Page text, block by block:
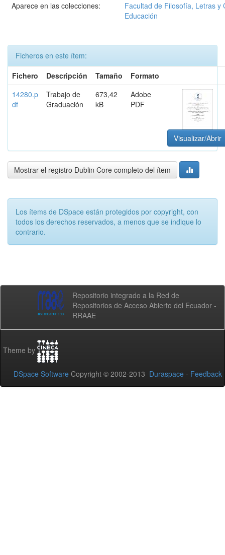
Aparece en las colecciones:
Facultad de Filosofía, Letras y
Educación
Ficheros en este ítem:
Fichero
Descripción Tamaño
Formato
14280.p
df
Trabajo de
Graduación
673,42
kB
Adobe
PDF
Visualizar/Abrir
Mostrar el registro Dublin Core completo del ítem
Los ítems de DSpace están protegidos por copyright, con
todos los derechos reservados, a menos que se indique lo
contrario.
Repositorio integrado a la Red de
Repositorios de Acceso Abierto del Ecuador -
RRAAE
Theme by
DSpace Software Copyright © 2002-2013 Duraspace - Feedback